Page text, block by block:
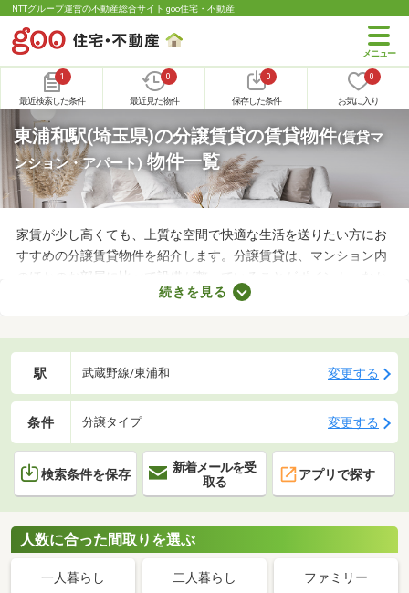
NTTグループ運営の不動産総合サイト goo住宅・不動産
1
最近検索した条件
0
最近見た物件
0
保存した条件
0
お気に入り
東浦和駅(埼玉県)の分譲賃貸の賃貸物件(賃貸マ
ンション・アパート)物件一覧
家賃が少し高くても、上質な空間で快適な生活を送りたい方にお
すすめの分譲賃貸物件を紹介します。分譲賃貸は、マンション内
のほかのお部屋に比べて設備が整っていることがポイント。なか
には高級感のある内装に整えられた物件もあるので、グレードの
貸物件のなかから、気になるお部屋を見つけてくださいね。
続きを見る
駅 武蔵野線/東浦和 変更する
条件 分譲タイプ 変更する
検索条件を保存
新着メールを受
取る
アプリで探す
人数に合った間取りを選ぶ
一人暮らし 二人暮らし ファミリー